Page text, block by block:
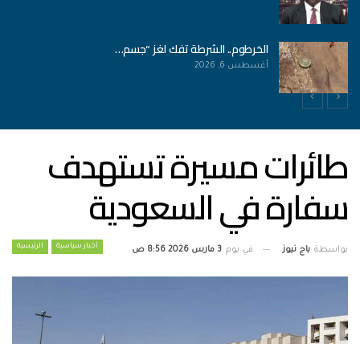
الخرطوم.. الشرطة تفك لغز “جسم…
أغسطس 6, 2026
طائرات مسيرة تستهدف
سفارة في السعودية
أخبار سياسية الرئيسية بواسطة باج نيوز في يوم 3 مارس 2026 8:56 ص